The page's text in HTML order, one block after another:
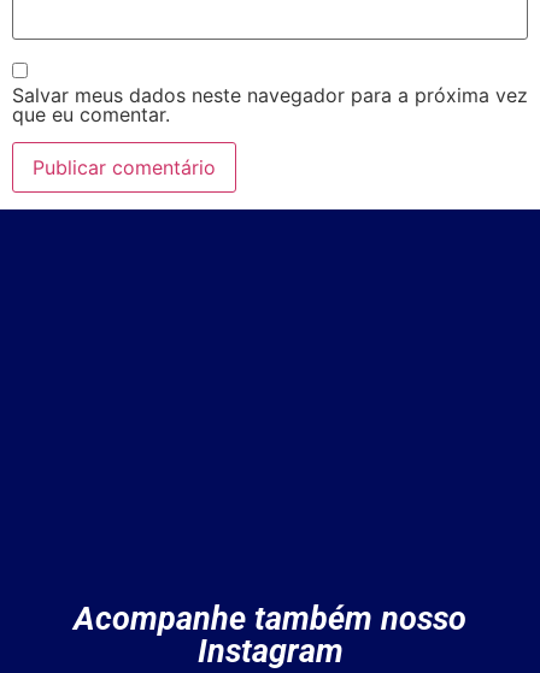
Salvar meus dados neste navegador para a próxima vez
que eu comentar.
Acompanhe também nosso
Instagram